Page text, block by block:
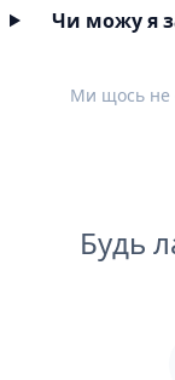
Чи можу я
Ми щось не
Будь